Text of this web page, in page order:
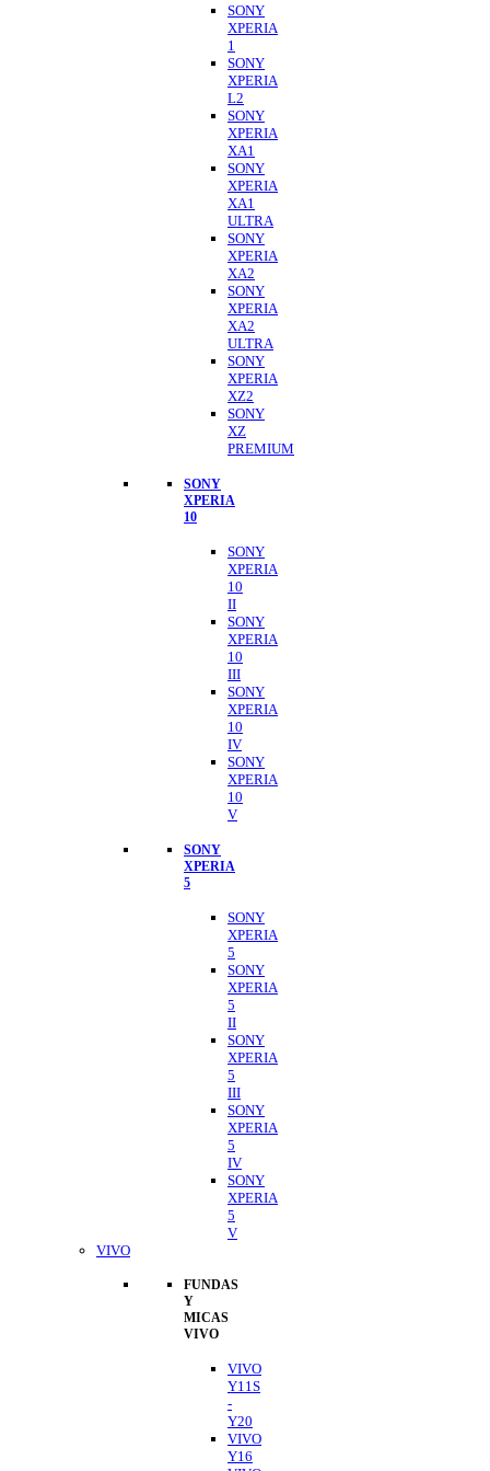
SONY
XPERIA
1
SONY
XPERIA
L2
SONY
XPERIA
XA1
SONY
XPERIA
XA1
ULTRA
SONY
XPERIA
XA2
SONY
XPERIA
XA2
ULTRA
SONY
XPERIA
XZ2
SONY
XZ
PREMIUM
SONY
XPERIA
10
SONY
XPERIA
10
II
SONY
XPERIA
10
III
SONY
XPERIA
10
IV
SONY
XPERIA
10
V
SONY
XPERIA
5
SONY
XPERIA
5
SONY
XPERIA
5
II
SONY
XPERIA
5
III
SONY
XPERIA
5
IV
SONY
XPERIA
5
V
VIVO
FUNDAS
Y
MICAS
VIVO
VIVO
Y11S
-
Y20
VIVO
Y16